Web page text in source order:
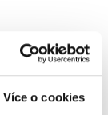
Více o cookies